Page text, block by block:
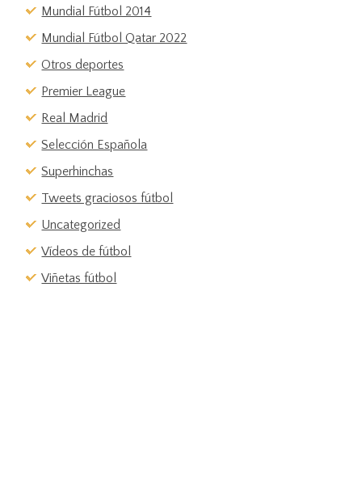
Mundial Fútbol 2014
Mundial Fútbol Qatar 2022
Otros deportes
Premier League
Real Madrid
Selección Española
Superhinchas
Tweets graciosos fútbol
Uncategorized
Vídeos de fútbol
Viñetas fútbol